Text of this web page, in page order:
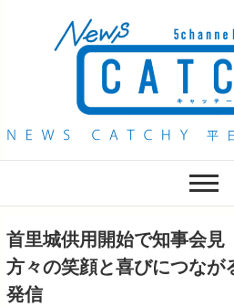
QAB NEWS
首里城供用開始で知事会見
方々の笑顔と喜びにつなが
発信